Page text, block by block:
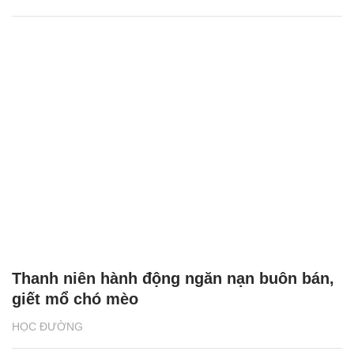
HỌC ĐƯỜNG
Thanh niên hành động ngăn nạn buôn bán,
giết mổ chó mèo